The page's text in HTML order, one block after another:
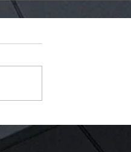
有雨 西南季風預計五月下旬